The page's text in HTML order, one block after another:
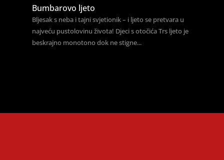
Bumbarovo ljeto
Bljesak s neba i tajni svjetionik – i ljeto se pretvara u
najveću pustolovinu života! Djeci s otočića Trs ljeto je
beskrajno monotono dok ne stigne...